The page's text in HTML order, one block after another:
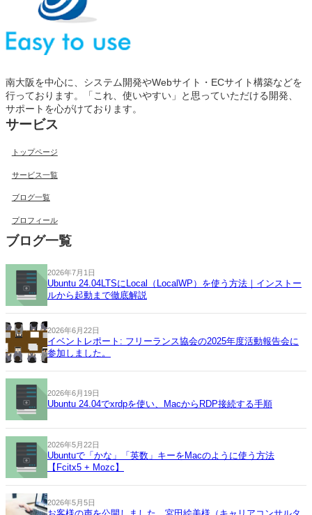
南大阪を中心に、システム開発やWebサイト・ECサイト構築などを
行っております。「これ、使いやすい」と思っていただける開発、
サポートを心がけております。
サービス
トップページ
サービス一覧
ブログ一覧
プロフィール
ブログ一覧
2026年7月1日
Ubuntu 24.04LTSにLocal（LocalWP）を使う方法｜インストー
ルから起動まで徹底解説
2026年6月22日
イベントレポート: フリーランス協会の2025年度活動報告会に
参加しました。
2026年6月19日
Ubuntu 24.04でxrdpを使い、MacからRDP接続する手順
2026年5月22日
Ubuntuで「かな」「英数」キーをMacのように使う方法
【Fcitx5 + Mozc】
2026年5月5日